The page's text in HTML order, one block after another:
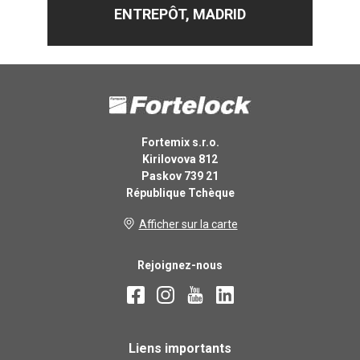
14.9EUR
Nombre ks
16.9EURavec TVA
ENTREPÔT, MADRID
Fortemix s.r.o.
Kirilovova 812
Paskov 739 21
République Tchèque
Afficher sur la carte
Rejoignez-nous
Liens importants